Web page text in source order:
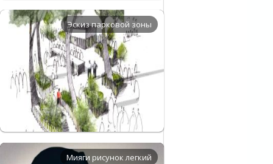
Эскиз парковой зоны
Мияги рисунок легкий